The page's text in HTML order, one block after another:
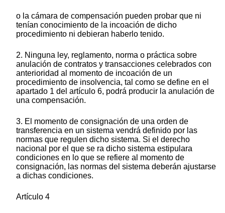
o la cámara de compensación pueden probar que ni
tenían conocimiento de la incoación de dicho
procedimiento ni debieran haberlo tenido.
2. Ninguna ley, reglamento, norma o práctica sobre
anulación de contratos y transacciones celebrados con
anterioridad al momento de incoación de un
procedimiento de insolvencia, tal como se define en el
apartado 1 del artículo 6, podrá producir la anulación de
una compensación.
3. El momento de consignación de una orden de
transferencia en un sistema vendrá definido por las
normas que regulen dicho sistema. Si el derecho
nacional por el que se ra dicho sistema estipulara
condiciones en lo que se refiere al momento de
consignación, las normas del sistema deberán ajustarse
a dichas condiciones.
Artículo 4